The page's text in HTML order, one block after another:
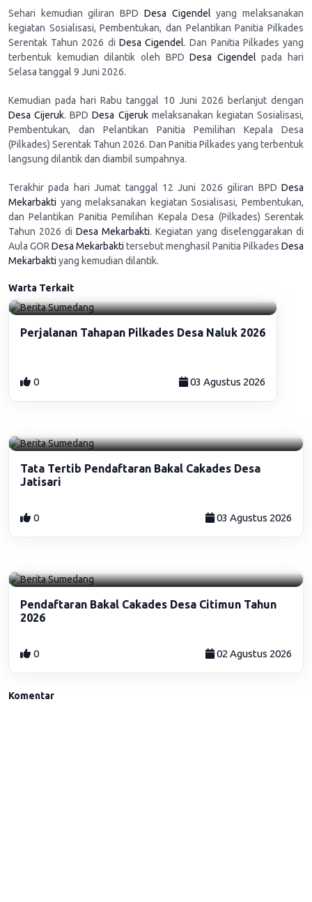
Sehari kemudian giliran BPD Desa Cigendel yang melaksanakan
kegiatan Sosialisasi, Pembentukan, dan Pelantikan Panitia Pilkades
Serentak Tahun 2026 di Desa Cigendel. Dan Panitia Pilkades yang
terbentuk kemudian dilantik oleh BPDDesa Cigendel pada hari
Selasa tanggal 9 Juni 2026.
Kemudian pada hari Rabu tanggal 10 Juni 2026 berlanjut dengan
Desa Cijeruk. BPDDesa Cijerukmelaksanakan kegiatan Sosialisasi,
Pembentukan, dan Pelantikan Panitia Pemilihan Kepala Desa
(Pilkades) Serentak Tahun 2026. Dan Panitia Pilkades yang terbentuk
langsung dilantik dan diambil sumpahnya.
Terakhir pada hari Jumat tanggal 12 Juni 2026 giliran BPD Desa
Mekarbakti yang melaksanakan kegiatan Sosialisasi, Pembentukan,
dan Pelantikan Panitia Pemilihan Kepala Desa (Pilkades) Serentak
Tahun 2026 di Desa Mekarbakti. Kegiatan yang diselenggarakan di
Aula GOR Desa Mekarbakti tersebut menghasil Panitia Pilkades Desa
Mekarbakti yang kemudian dilantik.
Warta Terkait
Perjalanan Tahapan Pilkades Desa Naluk 2026
0 03 Agustus 2026
Tata Tertib Pendaftaran Bakal Cakades Desa
Jatisari
0 03 Agustus 2026
Pendaftaran Bakal Cakades Desa Citimun Tahun
2026
0 02 Agustus 2026
Komentar